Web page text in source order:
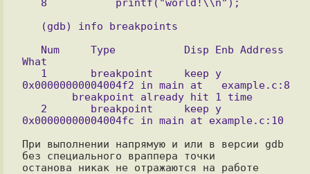
What
0x00000000004004f2 in main at   example.c:8
При выполнении напрямую и или в версии gdb
без специального враппера точки
останова никак не отражаются на работе